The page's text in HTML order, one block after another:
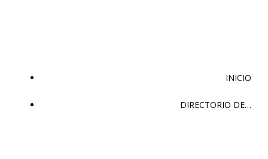
INICIO
DIRECTORIO DE…